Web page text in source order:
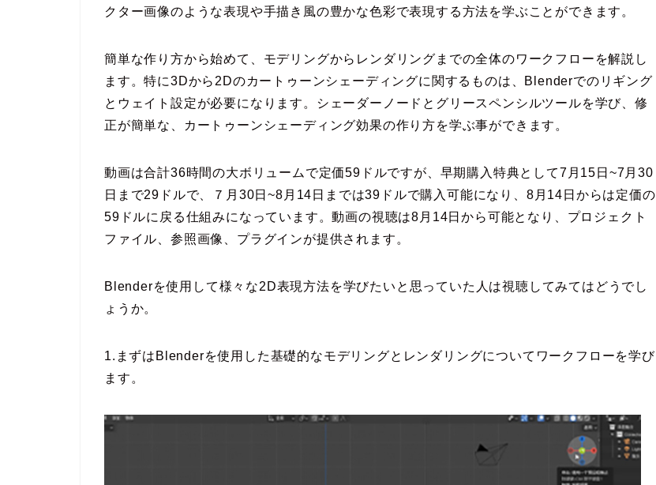
クター画像のような表現や手描き風の豊かな色彩で表現する方法を学ぶことができます。
簡単な作り方から始めて、モデリングからレンダリングまでの全体のワークフローを解説し
ます。特に3Dから2Dのカートゥーンシェーディングに関するものは、Blenderでのリギング
とウェイト設定が必要になります。シェーダーノードとグリースペンシルツールを学び、修
正が簡単な、カートゥーンシェーディング効果の作り方を学ぶ事ができます。
動画は合計36時間の大ボリュームで定価59ドルですが、早期購入特典として7月15日~7月30
日まで29ドルで、７月30日~8月14日までは39ドルで購入可能になり、8月14日からは定価の
59ドルに戻る仕組みになっています。動画の視聴は8月14日から可能となり、プロジェクト
ファイル、参照画像、プラグインが提供されます。
Blenderを使用して様々な2D表現方法を学びたいと思っていた人は視聴してみてはどうでし
ょうか。
1.まずはBlenderを使用した基礎的なモデリングとレンダリングについてワークフローを学び
ます。